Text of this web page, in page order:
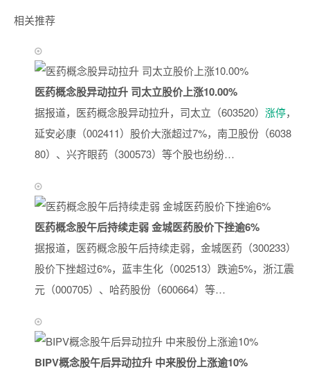
相关推荐
医药概念股异动拉升 司太立股价上涨10.00%
据报道，医药概念股异动拉升，司太立（603520） 涨停，
延安必康（002411）股价大涨超过7%，南卫股份（6038
80）、兴齐眼药（300573）等个股也纷纷…
医药概念股午后持续走弱 金城医药股价下挫逾6%
据报道，医药概念股午后持续走弱，金城医药（300233）
股价下挫超过6%，蓝丰生化（002513）跌逾5%，浙江震
元（000705）、哈药股份（600664）等…
BIPV概念股午后异动拉升 中来股份上涨逾10%